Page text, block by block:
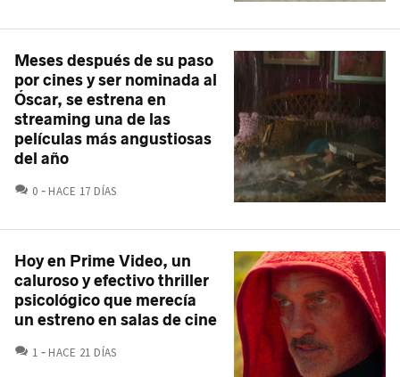
Meses después de su paso
por cines y ser nominada al
Óscar, se estrena en
streaming una de las
películas más angustiosas
del año
0 COMENTARIOS
HACE 17 DÍAS
Hoy en Prime Video, un
caluroso y efectivo thriller
psicológico que merecía
un estreno en salas de cine
1 COMENTARIOS
HACE 21 DÍAS